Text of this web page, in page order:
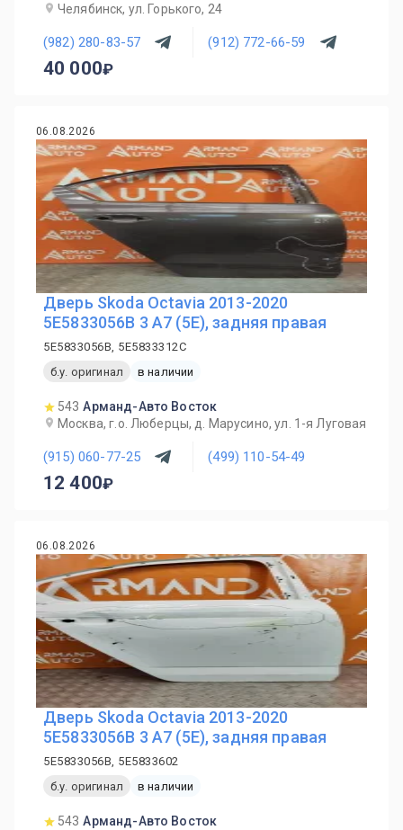
Челябинск, ул. Горького, 24
(982) 280-83-57 (912) 772-66-59
40 000
06.08.2026
Дверь Skoda Octavia 2013-2020
5E5833056B 3 A7 (5E), задняя правая
5E5833056B, 5E5833312C
б.у. оригинал
в наличии
543 Арманд-Авто Восток
Москва, г.о. Люберцы, д. Марусино, ул. 1-я Луговая
(915) 060-77-25 (499) 110-54-49
12 400
06.08.2026
Дверь Skoda Octavia 2013-2020
5E5833056B 3 A7 (5E), задняя правая
5E5833056B, 5E5833602
б.у. оригинал
в наличии
543 Арманд-Авто Восток